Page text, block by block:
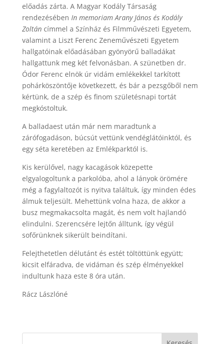
előadás zárta. A Magyar Kodály Társaság
rendezésében In memoriam Arany János és Kodály
Zoltáncímmel a Színház és Filmművészeti Egyetem,
valamint a Liszt Ferenc Zeneművészeti Egyetem
hallgatóinak előadásában gyönyörű balladákat
hallgattunk meg két felvonásban. A szünetben dr.
Ódor Ferenc elnök úr vidám emlékekkel tarkított
pohárköszöntője következett, és bár a pezsgőből nem
kértünk, de a szép és finom születésnapi tortát
megkóstoltuk.
A balladaest után már nem maradtunk a
zárófogadáson, búcsút vettünk vendéglátóinktól, és
egy séta keretében az Emlékparktól is.
Kis kerülővel, nagy kacagások közepette
elgyalogoltunk a parkolóba, ahol a lányok örömére
még a fagylaltozót is nyitva találtuk, így minden édes
álmuk teljesült. Mehettünk volna haza, de akkor a
busz megmakacsolta magát, és nem volt hajlandó
elindulni. Szerencsére lejtőn álltunk, így végül
sofőrünknek sikerült beindítani.
Felejthetetlen délutánt és estét töltöttünk együtt;
kicsit elfáradva, de vidáman és szép élményekkel
indultunk haza este 8 óra után.
Rácz Lászlóné